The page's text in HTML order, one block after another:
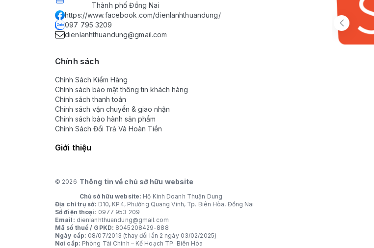
Thành phố Đồng Nai
https://www.facebook.com/dienlanhthuandung/
097 795 3209
dienlanhthuandung@gmail.com
Chính sách
Chính Sách Kiểm Hàng
Chính sách bảo mật thông tin khách hàng
Chính sách thanh toán
Chính sách vận chuyển & giao nhận
Chính sách bảo hành sản phẩm
Chính Sách Đổi Trả Và Hoàn Tiền
Giới thiệu
© 2026 Thông tin về chủ sở hữu website
Chủ sở hữu website: Hộ Kinh Doanh Thuận Dung
Địa chỉ trụ sở: D10, KP4, Phường Quang Vinh, Tp. Biên Hòa, Đồng Nai
Số điện thoại: 0977 953 209
Email: dienlanhthuandung@gmail.com
Mã số thuế / GPKD: 8045208429-888
Ngày cấp: 08/07/2013 (thay đổi lần 2 ngày 03/02/2025)
Nơi cấp: Phòng Tài Chính – Kế Hoạch TP. Biên Hòa